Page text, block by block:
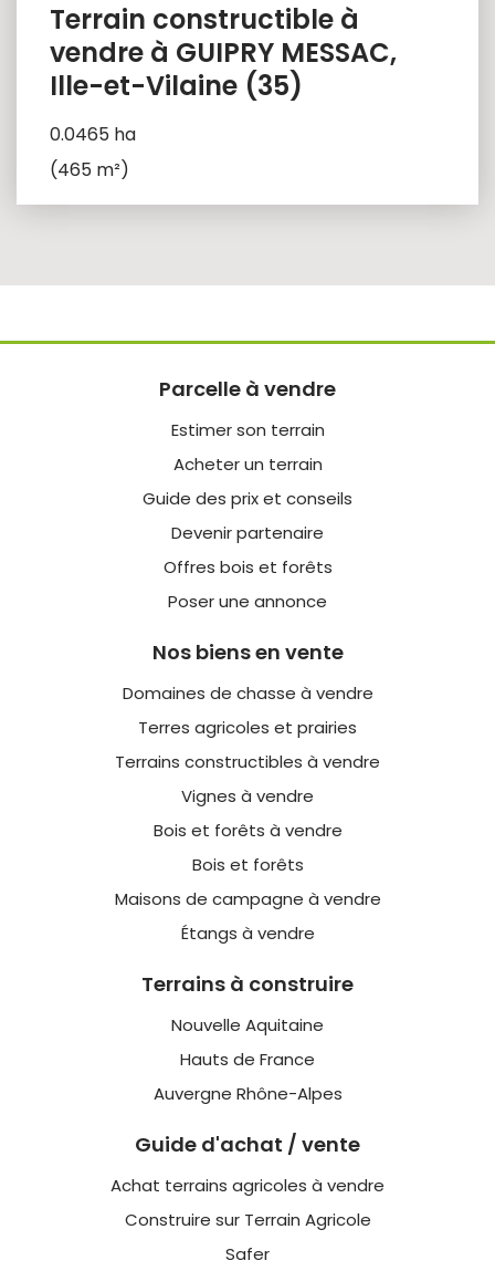
Terrain constructible à
vendre à GUIPRY MESSAC,
Ille-et-Vilaine (35)
0.0465 ha
(465 m²)
Parcelle à vendre
Estimer son terrain
Acheter un terrain
Guide des prix et conseils
Devenir partenaire
Offres bois et forêts
Poser une annonce
Nos biens en vente
Domaines de chasse à vendre
Terres agricoles et prairies
Terrains constructibles à vendre
Vignes à vendre
Bois et forêts à vendre
Bois et forêts
Maisons de campagne à vendre
Étangs à vendre
Terrains à construire
Nouvelle Aquitaine
Hauts de France
Auvergne Rhône-Alpes
Guide d'achat / vente
Achat terrains agricoles à vendre
Construire sur Terrain Agricole
Safer